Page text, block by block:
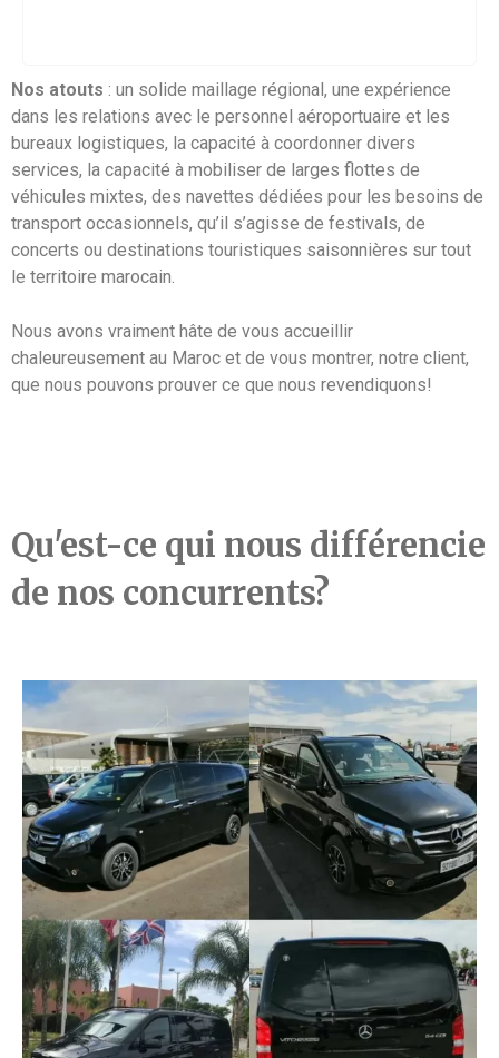
Nos atouts : un solide maillage régional, une expérience
dans les relations avec le personnel aéroportuaire et les
bureaux logistiques, la capacité à coordonner divers
services, la capacité à mobiliser de larges flottes de
véhicules mixtes, des navettes dédiées pour les besoins de
transport occasionnels, qu’il s’agisse de festivals, de
concerts ou destinations touristiques saisonnières sur tout
le territoire marocain.
Nous avons vraiment hâte de vous accueillir
chaleureusement au Maroc et de vous montrer, notre client,
que nous pouvons prouver ce que nous revendiquons!
Qu'est-ce qui nous différencie
de nos concurrents?